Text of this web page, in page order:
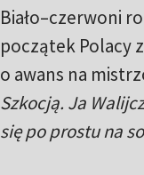
Biało–czerwoni
początek Polacy
o awans na
Szkocją. Ja
się po prostu na